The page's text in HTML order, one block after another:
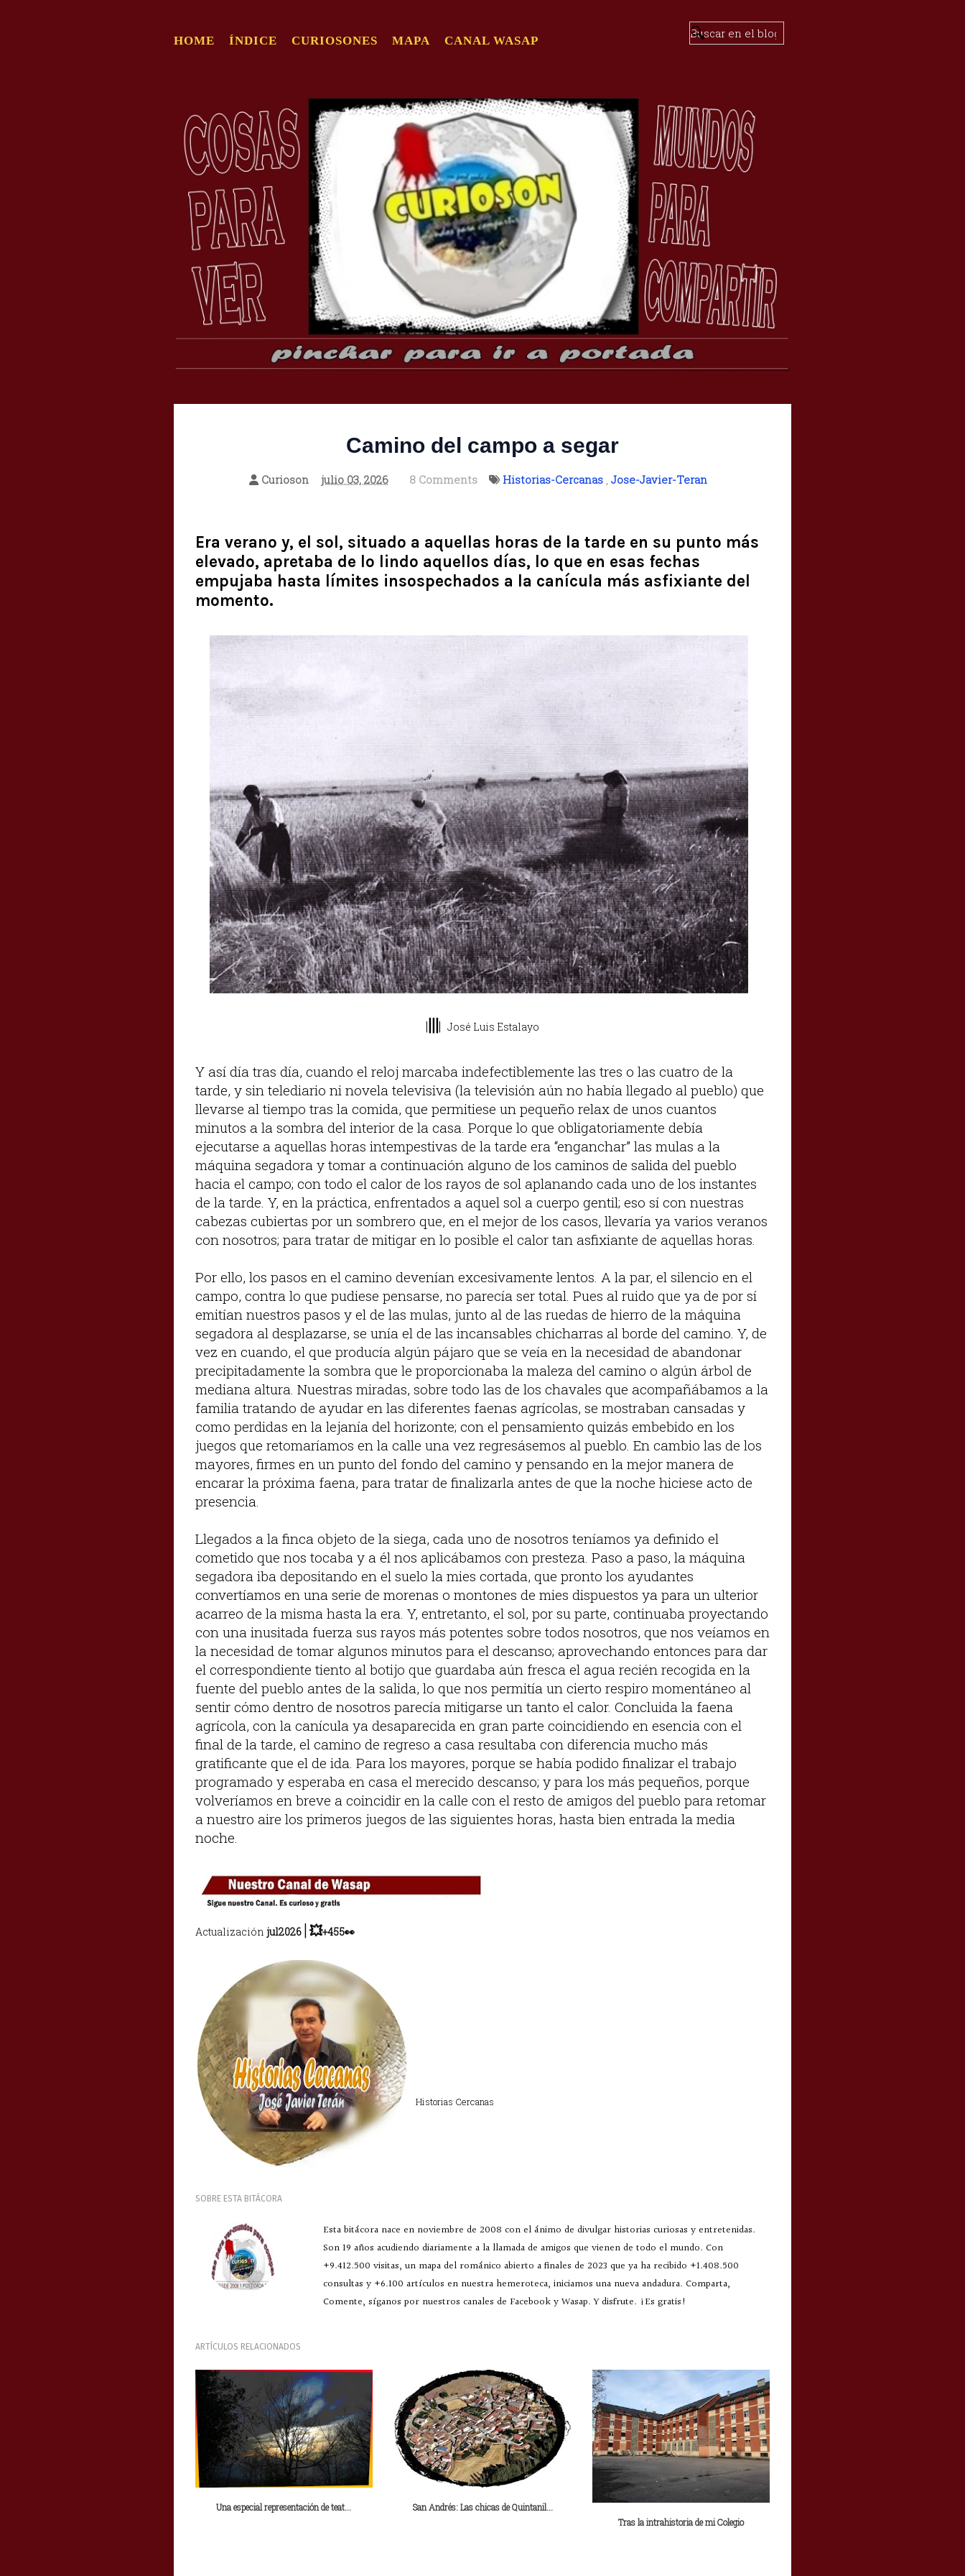
HOME ÍNDICE CURIOSONES MAPA CANAL WASAP
Camino del campo a segar
Curioson julio 03, 2026 8 Comments Historias-Cercanas , Jose-Javier-Teran
Era verano y, el sol, situado a aquellas horas de la tarde en su punto más
elevado, apretaba de lo lindo aquellos días, lo que en esas fechas
empujaba hasta límites insospechados a la canícula más asfixiante del
momento.
||||| José Luis Estalayo
Y así día tras día, cuando el reloj marcaba indefectiblemente las tres o las cuatro de la
tarde, y sin telediario ni novela televisiva (la televisión aún no había llegado al pueblo) que
llevarse al tiempo tras la comida, que permitiese un pequeño relax de unos cuantos
minutos a la sombra del interior de la casa. Porque lo que obligatoriamente debía
ejecutarse a aquellas horas intempestivas de la tarde era “enganchar” las mulas a la
máquina segadora y tomar a continuación alguno de los caminos de salida del pueblo
hacia el campo; con todo el calor de los rayos de sol aplanando cada uno de los instantes
de la tarde. Y, en la práctica, enfrentados a aquel sol a cuerpo gentil; eso sí con nuestras
cabezas cubiertas por un sombrero que, en el mejor de los casos, llevaría ya varios veranos
con nosotros; para tratar de mitigar en lo posible el calor tan asfixiante de aquellas horas.
Por ello, los pasos en el camino devenían excesivamente lentos. A la par, el silencio en el
campo, contra lo que pudiese pensarse, no parecía ser total. Pues al ruido que ya de por sí
emitían nuestros pasos y el de las mulas, junto al de las ruedas de hierro de la máquina
segadora al desplazarse, se unía el de las incansables chicharras al borde del camino. Y, de
vez en cuando, el que producía algún pájaro que se veía en la necesidad de abandonar
precipitadamente la sombra que le proporcionaba la maleza del camino o algún árbol de
mediana altura. Nuestras miradas, sobre todo las de los chavales que acompañábamos a la
familia tratando de ayudar en las diferentes faenas agrícolas, se mostraban cansadas y
como perdidas en la lejanía del horizonte; con el pensamiento quizás embebido en los
juegos que retomaríamos en la calle una vez regresásemos al pueblo. En cambio las de los
mayores, firmes en un punto del fondo del camino y pensando en la mejor manera de
encarar la próxima faena, para tratar de finalizarla antes de que la noche hiciese acto de
presencia.
Llegados a la finca objeto de la siega, cada uno de nosotros teníamos ya definido el
cometido que nos tocaba y a él nos aplicábamos con presteza. Paso a paso, la máquina
segadora iba depositando en el suelo la mies cortada, que pronto los ayudantes
convertíamos en una serie de morenas o montones de mies dispuestos ya para un ulterior
acarreo de la misma hasta la era. Y, entretanto, el sol, por su parte, continuaba proyectando
con una inusitada fuerza sus rayos más potentes sobre todos nosotros, que nos veíamos en
la necesidad de tomar algunos minutos para el descanso; aprovechando entonces para dar
el correspondiente tiento al botijo que guardaba aún fresca el agua recién recogida en la
fuente del pueblo antes de la salida, lo que nos permitía un cierto respiro momentáneo al
sentir cómo dentro de nosotros parecía mitigarse un tanto el calor. Concluida la faena
agrícola, con la canícula ya desaparecida en gran parte coincidiendo en esencia con el
final de la tarde, el camino de regreso a casa resultaba con diferencia mucho más
gratificante que el de ida. Para los mayores, porque se había podido finalizar el trabajo
programado y esperaba en casa el merecido descanso; y para los más pequeños, porque
volveríamos en breve a coincidir en la calle con el resto de amigos del pueblo para retomar
a nuestro aire los primeros juegos de las siguientes horas, hasta bien entrada la media
noche.
Actualización jul2026 |💥+455👀
Historias Cercanas
SOBRE ESTA BITÁCORA
Esta bitácora nace en noviembre de 2008 con el ánimo de divulgar historias curiosas y entretenidas.
Son 19 años acudiendo diariamente a la llamada de amigos que vienen de todo el mundo. Con
+9.412.500 visitas, un mapa del románico abierto a finales de 2023 que ya ha recibido +1.408.500
consultas y +6.100 artículos en nuestra hemeroteca, iniciamos una nueva andadura. Comparta,
Comente, síganos por nuestros canales de Facebook y Wasap. Y disfrute. ¡Es gratis!
ARTÍCULOS RELACIONADOS
Una especial representación de teat...
San Andrés: Las chicas de Quintanil...
Tras la intrahistoria de mi Colegio